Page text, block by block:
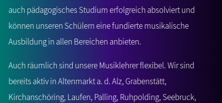
auch pädagogisches Studium erfolgreich absolviert und
können unseren Schülern eine fundierte musikalische
Ausbildung in allen Bereichen anbieten.
Auch räumlich sind unsere Musiklehrer flexibel. Wir sind
bereits aktiv in Altenmarkt a. d. Alz, Grabenstätt,
Kirchanschöring, Laufen, Palling, Ruhpolding, Seebruck,